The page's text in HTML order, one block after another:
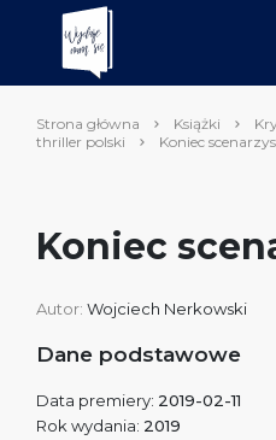
Strona główna Książki
thriller polski
Koniec
Koniec
Autor: Wojciech Nerkowski
Dane podstawowe
Data premiery: 2019-02-11
Rok wydania: 2019